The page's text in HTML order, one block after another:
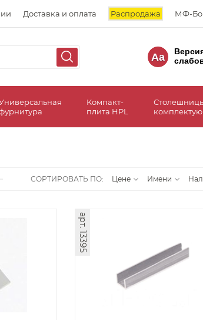
Доставка и оплата Распродажа МФ-
Aa
Компакт-
плита HPL
СОРТИРОВАТЬ ПО: Цене Имени
арт. 13395